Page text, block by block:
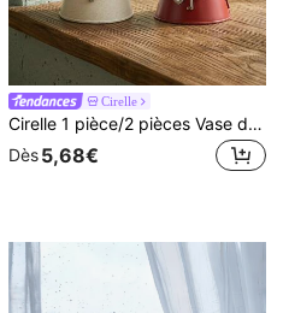
Cirelle
Cirelle 1 pièce/2 pièces Vase décoratif en forme de cruche en métal galvanisé vintage résistant à la rouille avec finition tachetée rouge/blanche. Pot de fleurs de style ferme avec nœud à carreaux et pendentif clé d'amour pour la maison, le salon, la salle à manger, l'entrée, la cuisine, les étagères. Décoration quotidienne pour les amateurs de plantes, les passionnés de décoration maison. Cadeau de pendaison de crémaillère, Saint-Valentin, Fête des Mères, anniversaire. Accessoires de table de style rustique et campagnard, décoration vintage esthétique pour contenant de fleurs
Dès5,68€